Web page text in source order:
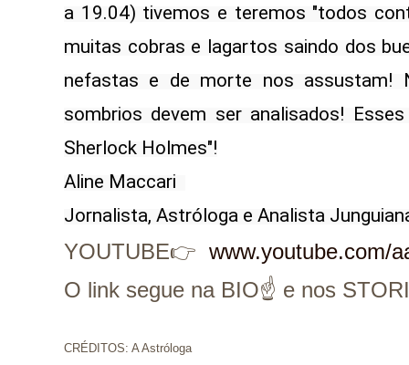
a 19.04) tivemos e teremos "todos
muitas cobras e lagartos saindo dos
nefastas e de morte nos assustam!
sombrios devem ser analisados!
Sherlock Holmes"!
Aline Maccari
Jornalista, Astróloga e Analista
YOUTUBE👉 www.youtube.com/
O link segue na BIO☝ e nos
CRÉDITOS: A Astróloga